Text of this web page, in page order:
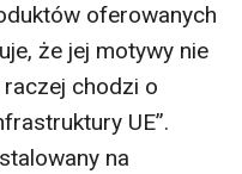
oferowanych
że jej motywy nie
chodzi o
UE”.
na